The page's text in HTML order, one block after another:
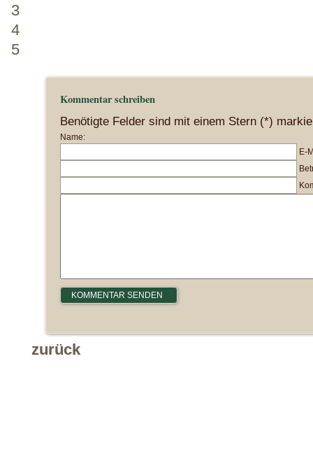
3
4
5
Kommentar schreiben
Benötigte Felder sind mit einem Stern (*)
Name:
E-
zurück